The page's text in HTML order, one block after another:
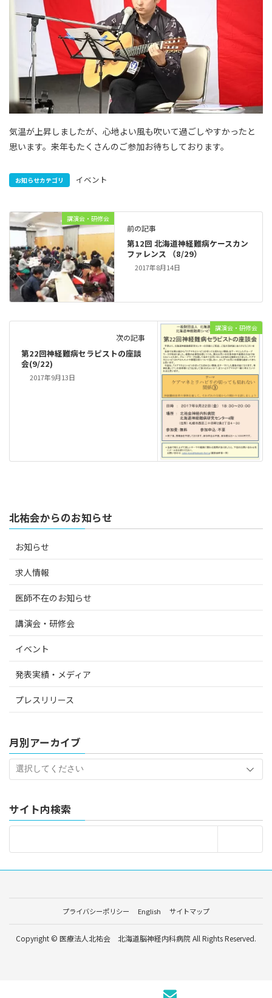
気温が上昇しましたが、心地よい風も吹いて過ごしやすかったと
思います。来年もたくさんのご参加お待ちしております。
お知らせカテゴリ イベント
講演会・研修会
前の記事
第12回 北海道神経難病ケースカン
ファレンス （8/29）
2017年8月14日
講演会・研修会
次の記事
第22回神経難病セラピストの座談
会(9/22)
2017年9月13日
北祐会からのお知らせ
お知らせ
求人情報
医師不在のお知らせ
講演会・研修会
イベント
発表実績・メディア
プレスリリース
月別アーカイブ
サイト内検索
プライバシーポリシー English サイトマップ
Copyright © 医療法人北祐会 北海道脳神経内科病院 All Rights Reserved.